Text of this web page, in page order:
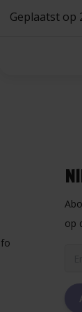
Geplaatst op
op